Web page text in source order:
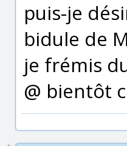
puis-je
bidule de
je frémis
@ bientôt